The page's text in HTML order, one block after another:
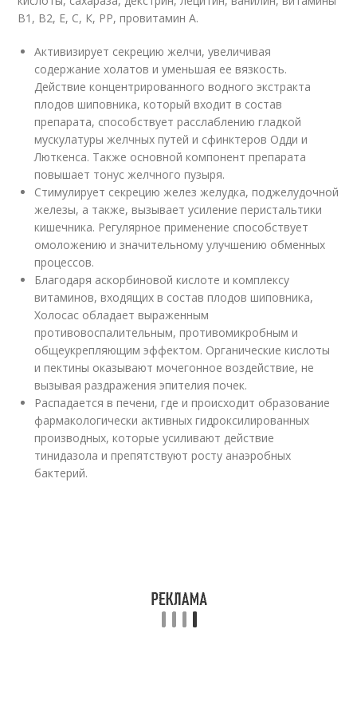
В1, В2, Е, С, К, РР, провитамин А.
Активизирует секрецию желчи, увеличивая
содержание холатов и уменьшая ее вязкость.
Действие концентрированного водного экстракта
плодов шиповника, который входит в состав
препарата, способствует расслаблению гладкой
мускулатуры желчных путей и сфинктеров Одди и
Люткенса. Также основной компонент препарата
повышает тонус желчного пузыря.
Стимулирует секрецию желез желудка, поджелудочной
железы, а также, вызывает усиление перистальтики
кишечника. Регулярное применение способствует
омоложению и значительному улучшению обменных
процессов.
Благодаря аскорбиновой кислоте и комплексу
витаминов, входящих в состав плодов шиповника,
Холосас обладает выраженным
противовоспалительным, противомикробным и
общеукрепляющим эффектом. Органические кислоты
и пектины оказывают мочегонное воздействие, не
вызывая раздражения эпителия почек.
Распадается в печени, где и происходит образование
фармакологически активных гидроксилированных
производных, которые усиливают действие
тинидазола и препятствуют росту анаэробных
бактерий.